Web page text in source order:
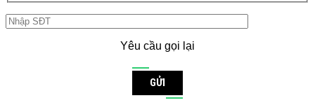
Yêu cầu gọi lại
GỬI